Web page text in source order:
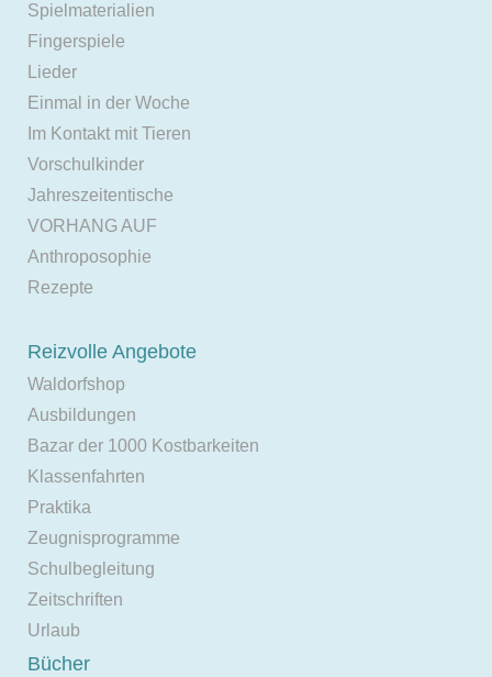
Spielmaterialien
Fingerspiele
Lieder
Einmal in der Woche
Im Kontakt mit Tieren
Vorschulkinder
Jahreszeitentische
VORHANG AUF
Anthroposophie
Rezepte
Reizvolle Angebote
Waldorfshop
Ausbildungen
Bazar der 1000 Kostbarkeiten
Klassenfahrten
Praktika
Zeugnisprogramme
Schulbegleitung
Zeitschriften
Urlaub
Bücher